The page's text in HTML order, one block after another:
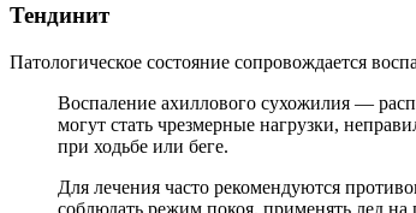
Тендинит
Патологическое состояние сопровождается
Воспаление ахиллового сухожилия —
могут стать чрезмерные нагрузки,
при ходьбе или беге.
Для лечения часто рекомендуются
соблюдать режим покоя, применять лед